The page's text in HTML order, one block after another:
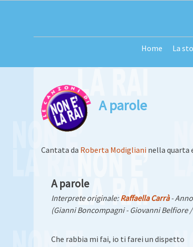
Home
La
A parole
Cantata da Roberta Modigliani nella quarta
A parole
Interprete originale:Raffaella Carrà-
(Gianni Boncompagni - Giovanni Belfiore
Che rabbia mi fai, io ti farei un dispetto